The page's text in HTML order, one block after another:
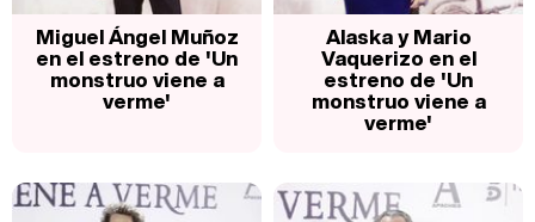
Miguel Ángel Muñoz
en el estreno de 'Un
monstruo viene a
verme'
Alaska y Mario
Vaquerizo en el
estreno de 'Un
monstruo viene a
verme'